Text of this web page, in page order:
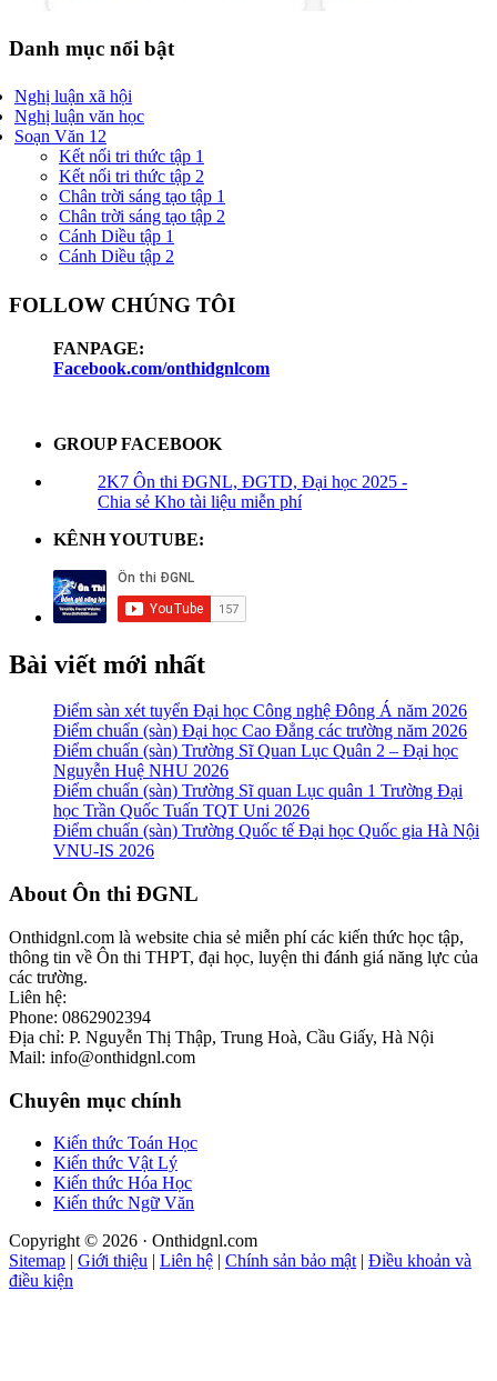
Danh mục nổi bật
Nghị luận xã hội
Nghị luận văn học
Soạn Văn 12
Kết nối tri thức tập 1
Kết nối tri thức tập 2
Chân trời sáng tạo tập 1
Chân trời sáng tạo tập 2
Cánh Diều tập 1
Cánh Diều tập 2
FOLLOW CHÚNG TÔI
FANPAGE:
Facebook.com/onthidgnlcom
GROUP FACEBOOK
2K7 Ôn thi ĐGNL, ĐGTD, Đại học 2025 -
Chia sẻ Kho tài liệu miễn phí
KÊNH YOUTUBE:
Bài viết mới nhất
Điểm sàn xét tuyển Đại học Công nghệ Đông Á năm 2026
Điểm chuẩn (sàn) Đại học Cao Đẳng các trường năm 2026
Điểm chuẩn (sàn) Trường Sĩ Quan Lục Quân 2 – Đại học
Nguyễn Huệ NHU 2026
Điểm chuẩn (sàn) Trường Sĩ quan Lục quân 1 Trường Đại
học Trần Quốc Tuấn TQT Uni 2026
Điểm chuẩn (sàn) Trường Quốc tế Đại học Quốc gia Hà Nội
VNU-IS 2026
Footer
About Ôn thi ĐGNL
Onthidgnl.com là website chia sẻ miễn phí các kiến thức học tập,
thông tin về Ôn thi THPT, đại học, luyện thi đánh giá năng lực của
các trường.
Liên hệ:
Phone: 0862902394
Địa chỉ: P. Nguyễn Thị Thập, Trung Hoà, Cầu Giấy, Hà Nội
Mail: info@onthidgnl.com
Chuyên mục chính
Kiến thức Toán Học
Kiến thức Vật Lý
Kiến thức Hóa Học
Kiến thức Ngữ Văn
Copyright © 2026 · Onthidgnl.com
Sitemap | Giới thiệu | Liên hệ | Chính sản bảo mật | Điều khoản và
điều kiện